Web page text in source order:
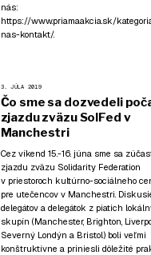
nás:
https://www.priamaakcia.sk/
nas-kontakt/.
3. JÚLA 2019
Čo sme sa dozvedeli
zjazdu zväzu SolFed v
Manchestri
Cez víkend 15.-16. júna sme sa
zjazdu zväzu Solidarity Federation
v priestoroch kultúrno-sociálneho
pre utečencov v Manchestri.
delegátov a delegátok z piatich
skupín (Manchester, Brighton,
Severný Londýn a Bristol) boli veľmi
konštruktívne a priniesli dôležité